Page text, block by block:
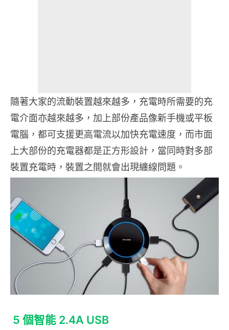
隨著大家的流動裝置越來越多，充電時所需要的充
電介面亦越來越多，加上部份產品像新手機或平板
電腦，都可支援更高電流以加快充電速度，而市面
上大部份的充電器都是正方形設計，當同時對多部
裝置充電時，裝置之間就會出現纏線問題。
5 個智能 2.4A USB